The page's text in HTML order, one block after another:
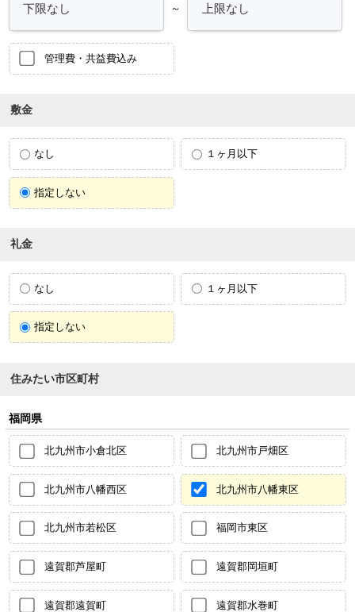
～
管理費・共益費込み
敷金
なし １ヶ月以下
指定しない
礼金
なし １ヶ月以下
指定しない
住みたい市区町村
福岡県
北九州市小倉北区 北九州市戸畑区
北九州市八幡西区 北九州市八幡東区
北九州市若松区 福岡市東区
遠賀郡芦屋町 遠賀郡岡垣町
遠賀郡遠賀町 遠賀郡水巻町